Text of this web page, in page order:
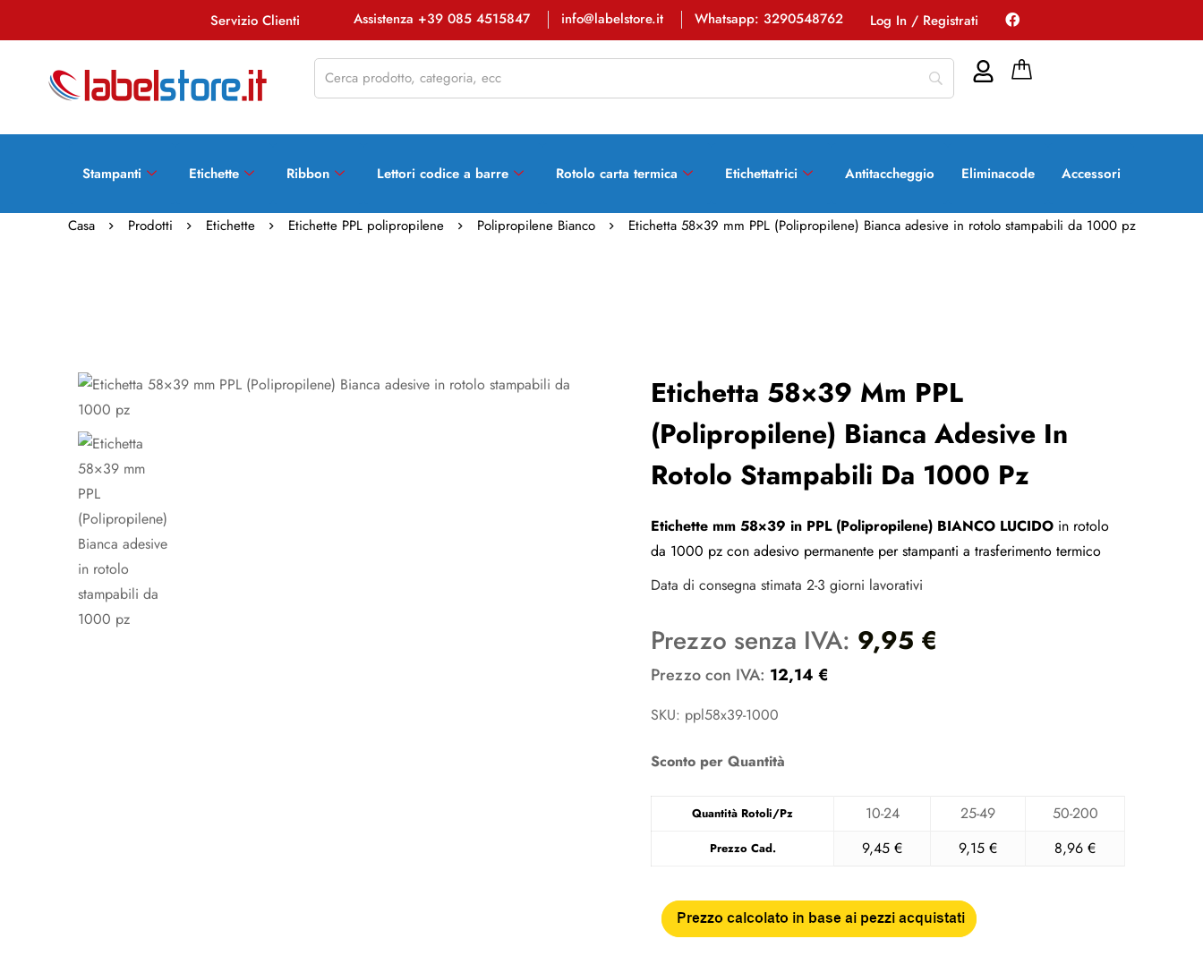
Servizio Clienti Assistenza +39 085 4515847 info@labelstore.it Whatsapp: 3290548762 Log In / Registrati
Stampanti Etichette Ribbon Lettori codice a barre Rotolo carta termica Etichettatrici Antitaccheggio Eliminacode Accessori
Casa Prodotti Etichette Etichette PPL polipropilene Polipropilene Bianco Etichetta 58×39 mm PPL (Polipropilene) Bianca adesive in rotolo stampabili da 1000 pz
Etichetta 58×39 Mm PPL
(Polipropilene) Bianca Adesive In
Rotolo Stampabili Da 1000 Pz
Etichette mm 58×39 in PPL (Polipropilene) BIANCO LUCIDO in rotolo
da 1000 pz con adesivo permanente per stampanti a trasferimento termico
Data di consegna stimata 2-3 giorni lavorativi
Prezzo con IVA: 12,14 €
Prezzo senza IVA: 9,95 €
SKU: ppl58x39-1000
Sconto per Quantità
Quantità Rotoli/Pz 10-24 25-49 50-200
Prezzo Cad. 9,45 € 9,15 € 8,96 €